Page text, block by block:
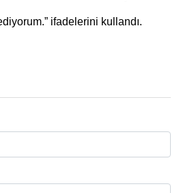
ifadelerini kullandı.